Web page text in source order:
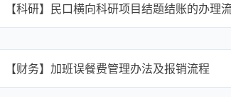
【科研】民口横向科研项目结题结账的办理
【财务】加班误餐费管理办法及报销流程